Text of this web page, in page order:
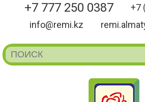
+7 777 250 0387
+7
info@remi.kz